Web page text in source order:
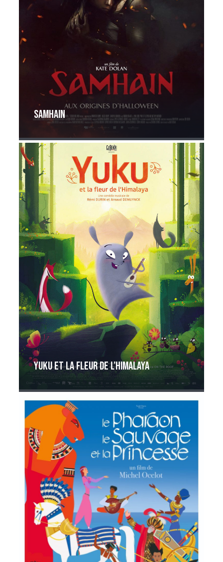
Samhain
Yuku et la fleur de l’Himalaya